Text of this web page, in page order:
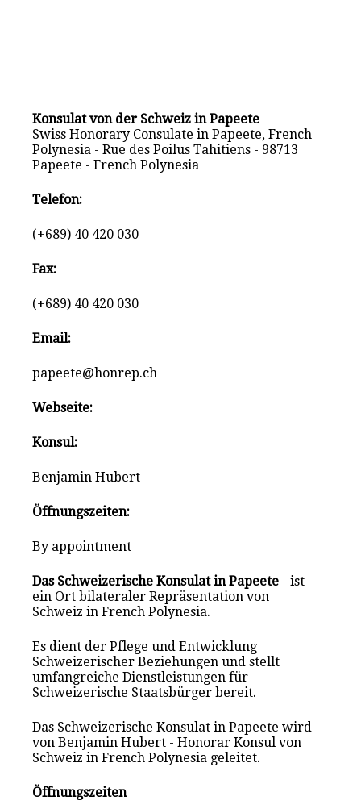
Konsulat von der Schweiz in Papeete
Swiss Honorary Consulate in Papeete, French
Polynesia - Rue des Poilus Tahitiens - 98713
Papeete - French Polynesia
Telefon:
(+689) 40 420 030
Fax:
(+689) 40 420 030
Email:
papeete@honrep.ch
Webseite:
Konsul:
Benjamin Hubert
Öffnungszeiten:
By appointment
Das Schweizerische Konsulat in Papeete - ist
ein Ort bilateraler Repräsentation von
Schweiz in French Polynesia.
Es dient der Pflege und Entwicklung
Schweizerischer Beziehungen und stellt
umfangreiche Dienstleistungen für
Schweizerische Staatsbürger bereit.
Das Schweizerische Konsulat in Papeete wird
von Benjamin Hubert - Honorar Konsul von
Schweiz in French Polynesia geleitet.
Öffnungszeiten